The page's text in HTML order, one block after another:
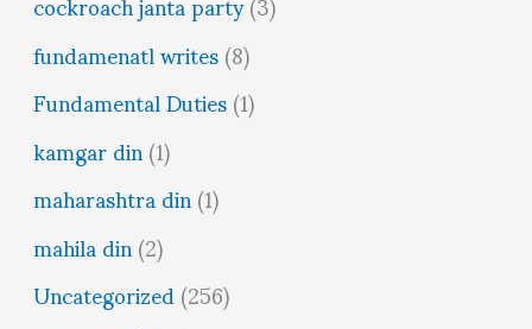
fundamenatl writes(8)
Fundamental Duties(1)
kamgar din(1)
maharashtra din(1)
mahila din(2)
Uncategorized(256)